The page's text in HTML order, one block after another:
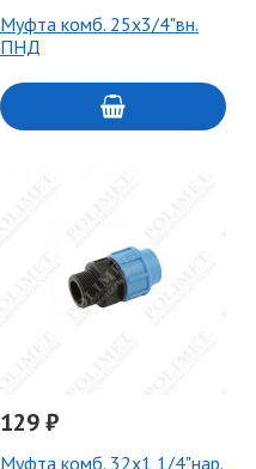
Муфта комб. 25х3/4"вн.
ПНД
129 ₽
Муфта комб. 32х1 1/4"нар.